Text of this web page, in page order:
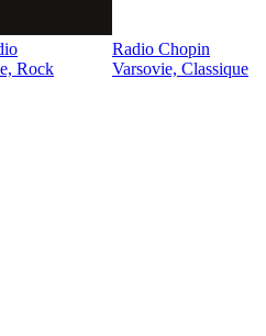
Rock
Radio Chopin
Varsovie, Classique